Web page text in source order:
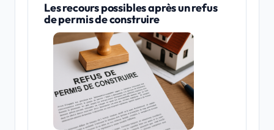
Les recours possibles après un refus
de permis de construire